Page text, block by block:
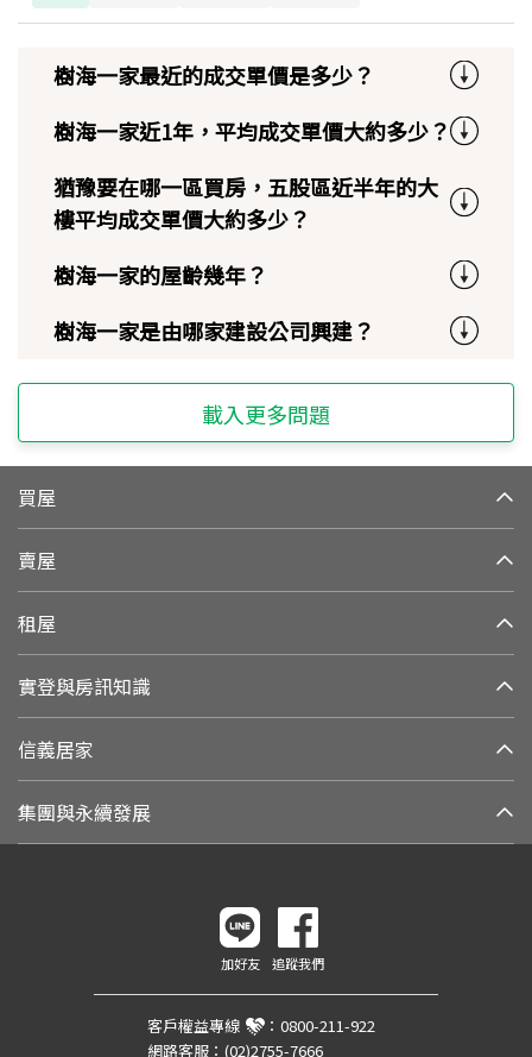
樹海一家最近的成交單價是多少？
樹海一家近1年，平均成交單價大約多少？
猶豫要在哪一區買房，五股區近半年的大
樓平均成交單價大約多少？
樹海一家的屋齡幾年？
樹海一家是由哪家建設公司興建？
載入更多問題
買屋
賣屋
租屋
實登與房訊知識
信義居家
集團與永續發展
加好友 追蹤我們
客戶權益專線 ： 0800-211-922
網路客服： (02)2755-7666